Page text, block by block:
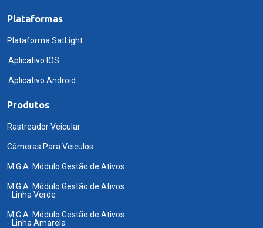
Plataformas
Plataforma SatLight
Aplicativo IOS
Aplicativo Android
Produtos
Rastreador Veicular
Câmeras Para Veiculos
M.G.A. Módulo Gestão de Ativos
M.G.A. Módulo Gestão de Ativos
- Linha Verde
M.G.A. Módulo Gestão de Ativos
- Linha Amarela